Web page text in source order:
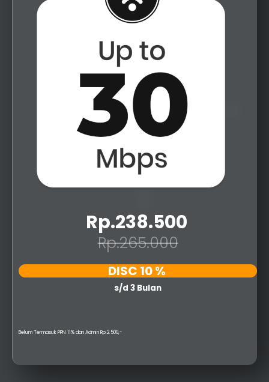
Rp.238.500
Rp.265.000
DISC 10 %
s/d 3 Bulan
Belum Termasuk PPN 11% dan Admin Rp.2.500,-